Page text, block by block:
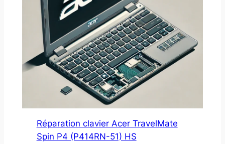
Réparation clavier Acer TravelMate
Spin P4 (P414RN-51) HS